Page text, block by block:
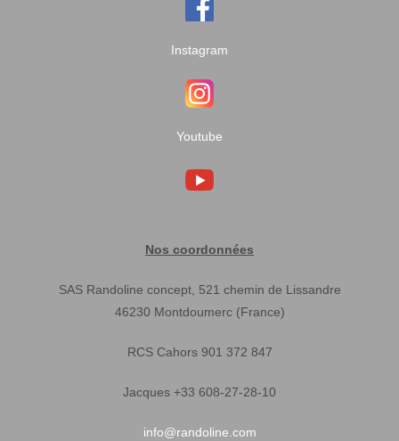
Instagram
Youtube
Nos coordonnées
SAS Randoline concept, 521 chemin de Lissandre
46230 Montdoumerc (France)
RCS Cahors 901 372 847
Jacques +33 608-27-28-10
info@randoline.com